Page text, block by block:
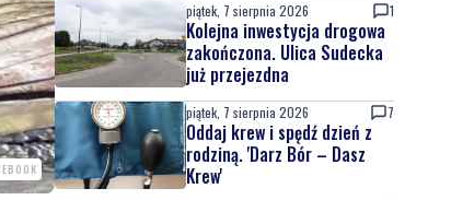
piątek, 7 sierpnia 2026 1
Kolejna inwestycja drogowa
zakończona. Ulica Sudecka
już przejezdna
piątek, 7 sierpnia 2026 7
Oddaj krew i spędź dzień z
rodziną. 'Darz Bór – Dasz
Krew'